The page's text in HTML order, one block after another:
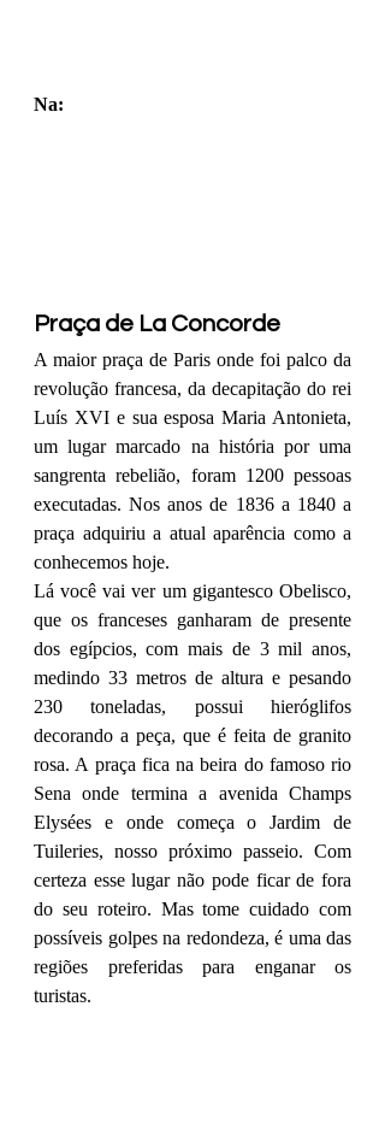
Na:
Praça de La Concorde
A maior praça de Paris onde foi palco da
revolução francesa, da decapitação do rei
Luís XVI e sua esposa Maria Antonieta,
um lugar marcado na história por uma
sangrenta rebelião, foram 1200 pessoas
executadas. Nos anos de 1836 a 1840 a
praça adquiriu a atual aparência como a
conhecemos hoje.
Lá você vai ver um gigantesco Obelisco,
que os franceses ganharam de presente
dos egípcios, com mais de 3 mil anos,
medindo 33 metros de altura e pesando
230 toneladas, possui hieróglifos
decorando a peça, que é feita de granito
rosa. A praça fica na beira do famoso rio
Sena onde termina a avenida Champs
Elysées e onde começa o Jardim de
Tuileries, nosso próximo passeio. Com
certeza esse lugar não pode ficar de fora
do seu roteiro. Mas tome cuidado com
possíveis golpes na redondeza, é uma das
regiões preferidas para enganar os
turistas.